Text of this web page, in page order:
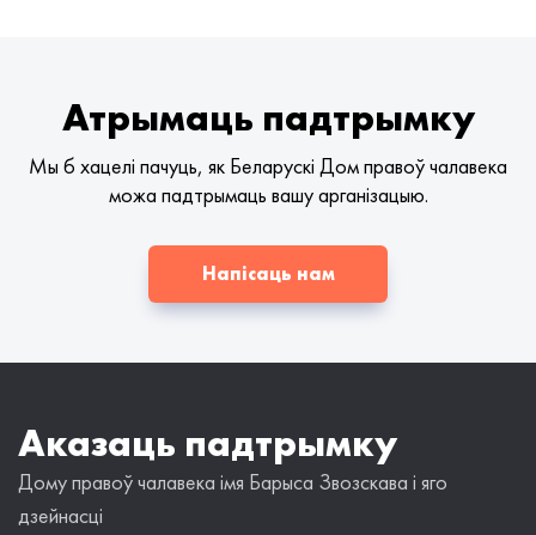
Атрымаць падтрымку
Мы б хацелі пачуць, як Беларускі Дом правоў чалавека
можа падтрымаць вашу арганізацыю.
Напісаць нам
Аказаць падтрымку
Дому правоў чалавека імя Барыса Звозскава і яго
дзейнасці